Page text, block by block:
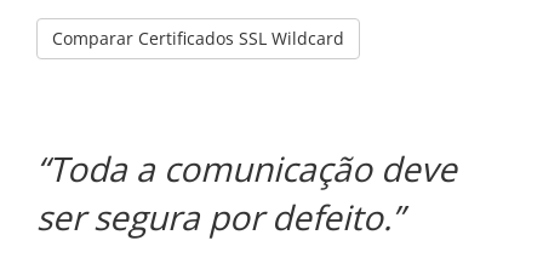
Comparar Certificados SSL Wildcard
Toda a comunicação deve
ser segura por defeito.